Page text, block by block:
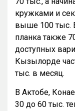
кружками и
выше 100 тыс.
планка также
доступных
Кызылорде
тыс. в месяц.
В Актобе,
30 до 60 тыс.